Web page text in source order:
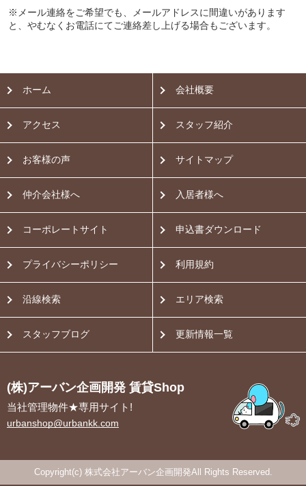
※メール連絡をご希望でも、メールアドレスに間違いがあります
と、やむなくお電話にてご連絡差し上げる場合もございます。
ホーム 会社概要
アクセス スタッフ紹介
お客様の声 サイトマップ
仲介会社様へ 入居者様へ
コーポレートサイト 申込書ダウンロード
プライバシーポリシー 利用規約
沿線検索 エリア検索
スタッフブログ 更新情報一覧
(株)アーバン企画開発 賃貸Shop
当社管理物件★専用サイト!
urbanshop@urbankk.com
Copyright(c) 株式会社アーバン企画開発All Rights Reserved.